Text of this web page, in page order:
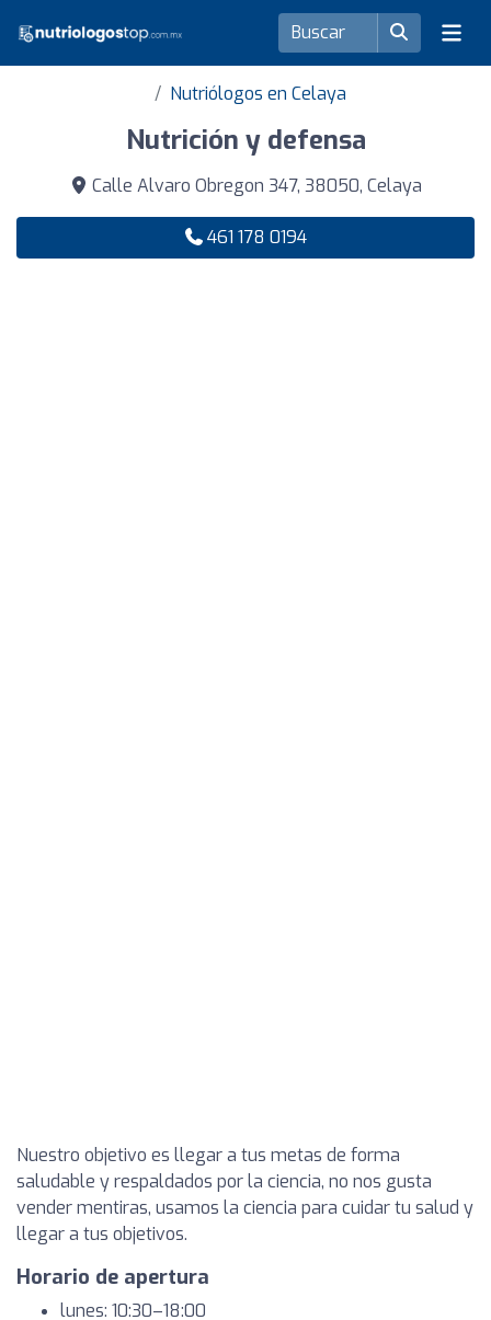
Nutriólogos en Celaya
Nutrición y defensa
Calle Alvaro Obregon 347, 38050, Celaya
461 178 0194
Nuestro objetivo es llegar a tus metas de forma
saludable y respaldados por la ciencia, no nos gusta
vender mentiras, usamos la ciencia para cuidar tu salud y
llegar a tus objetivos.
Horario de apertura
lunes: 10:30–18:00